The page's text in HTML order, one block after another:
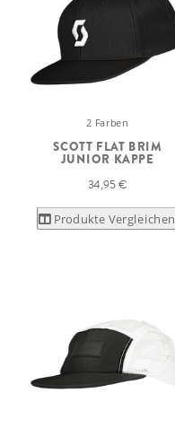
2 Farben
SCOTT FLAT BRIM
JUNIOR KAPPE
34,95 €
Produkte Vergleichen